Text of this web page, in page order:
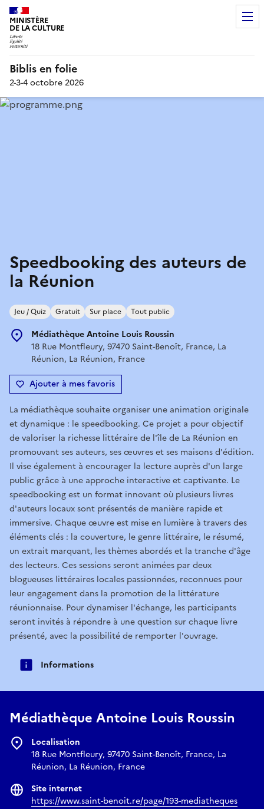
MINISTÈRE
DE LA CULTURE
Biblis en folie
2-3-4 octobre 2026
Speedbooking des auteurs de
la Réunion
Jeu / Quiz Gratuit Sur place Tout public
Médiathèque Antoine Louis Roussin
18 Rue Montfleury, 97470 Saint-Benoît, France, La
Réunion, La Réunion, France
Ajouter à mes favoris
La médiathèque souhaite organiser une animation originale
et dynamique : le speedbooking. Ce projet a pour objectif
de valoriser la richesse littéraire de l'île de La Réunion en
promouvant ses auteurs, ses œuvres et ses maisons d'édition.
Il vise également à encourager la lecture auprès d'un large
public grâce à une approche interactive et captivante. Le
speedbooking est un format innovant où plusieurs livres
d'auteurs locaux sont présentés de manière rapide et
immersive. Chaque œuvre est mise en lumière à travers des
éléments clés : la couverture, le genre littéraire, le résumé,
un extrait marquant, les thèmes abordés et la tranche d'âge
des lecteurs. Ces sessions seront animées par deux
blogueuses littéraires locales passionnées, reconnues pour
leur engagement dans la promotion de la littérature
réunionnaise. Pour dynamiser l'échange, les participants
seront invités à répondre à une question sur chaque livre
présenté, avec la possibilité de remporter l'ouvrage.
Informations
Médiathèque Antoine Louis Roussin
Localisation
18 Rue Montfleury, 97470 Saint-Benoît, France, La
Réunion, La Réunion, France
Site internet
https://www.saint-benoit.re/page/193-mediatheques